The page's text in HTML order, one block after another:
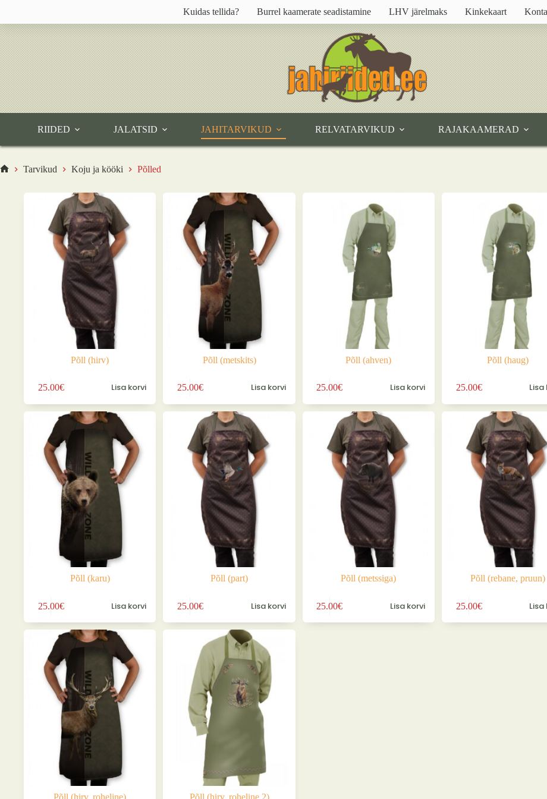
content
Kuidas tellida? Burrel kaamerate seadistamine LHV järelmaks Kinkekaart
RIIDED JALATSID JAHITARVIKUD RELVATARVIKUD RAJAKAAMERAD
Tarvikud Koju ja kööki Põlled
Põll (hirv)
25.00€ Lisa korvi
Põll (metskits)
25.00€ Lisa korvi
Põll (ahven)
25.00€ Lisa korvi
Põll (haug)
25.00€ Lisa
Põll (karu)
25.00€ Lisa korvi
Põll (part)
25.00€ Lisa korvi
Põll (metssiga)
25.00€ Lisa korvi
Põll (rebane, pruun)
25.00€ Lisa
Põll (hirv, roheline) Põll (hirv, roheline 2)